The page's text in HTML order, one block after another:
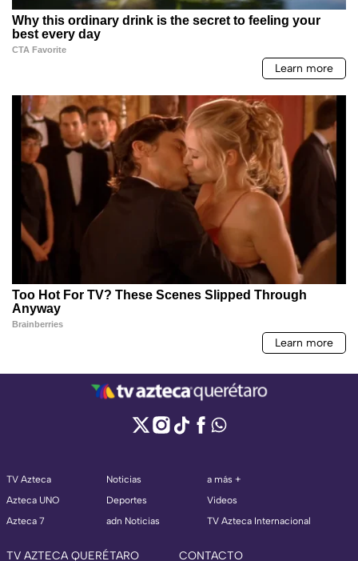
TV Azteca
Azteca UNO
Azteca 7
Noticias
Deportes
adn Noticias
a más +
Videos
TV Azteca Internacional
TV AZTECA QUERÉTARO CONTACTO